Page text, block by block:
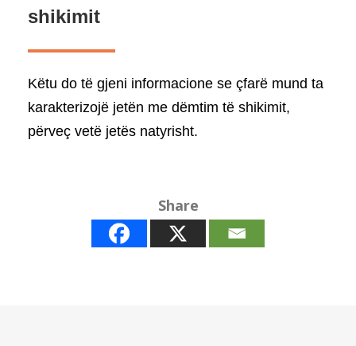
shikimit
Këtu do të gjeni informacione se çfarë mund ta
karakterizojë jetën me dëmtim të shikimit,
përveç vetë jetës natyrisht.
Share